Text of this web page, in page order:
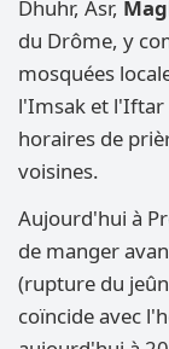
Dhuhr, Asr,
du Drôme, y
mosquées
l'Imsak et l'Iftar
horaires de
voisines.
Aujourd'hui à
de manger
(rupture du
coïncide avec